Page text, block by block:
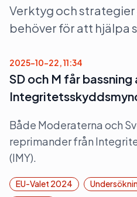
Verktyg och
behöver för att hjälpa
2025-10-22, 11:34
SD och M får bassning
Både Moderaterna och
reprimander från
(IMY).
EU-Valet 2024